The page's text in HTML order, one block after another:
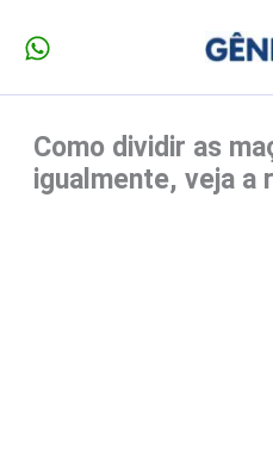
para
Como dividir as
igualmente, veja a